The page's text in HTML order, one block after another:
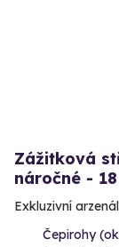
Zážitková
náročné -
Exkluzivní
Čepirohy